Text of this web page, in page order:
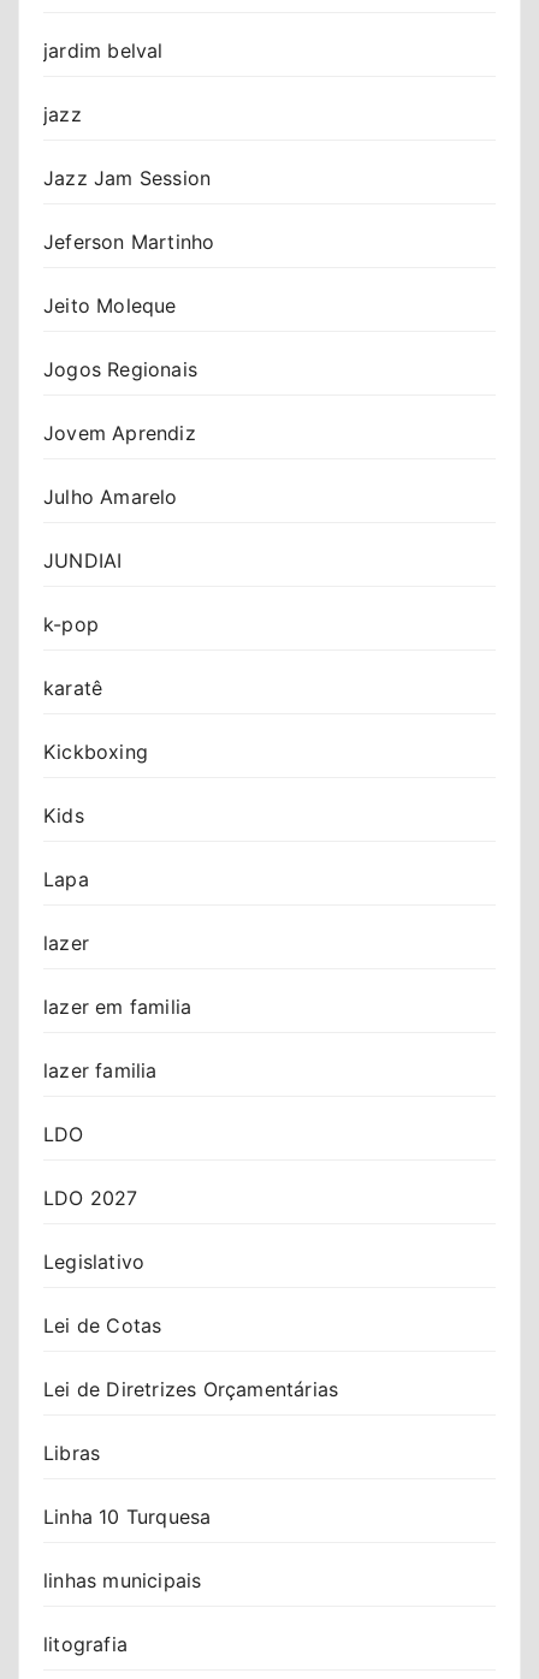
jardim belval
jazz
Jazz Jam Session
Jeferson Martinho
Jeito Moleque
Jogos Regionais
Jovem Aprendiz
Julho Amarelo
JUNDIAI
k-pop
karatê
Kickboxing
Kids
Lapa
lazer
lazer em familia
lazer familia
LDO
LDO 2027
Legislativo
Lei de Cotas
Lei de Diretrizes Orçamentárias
Libras
Linha 10 Turquesa
linhas municipais
litografia